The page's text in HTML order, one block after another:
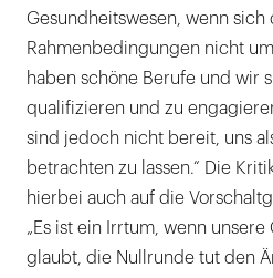
Gesundheitswesen, wenn sich
Rahmenbedingungen nicht
haben schöne Berufe und wir
qualifizieren und zu
sind jedoch nicht bereit, uns
betrachten zu lassen.“ Die
hierbei auch auf die
„Es ist ein Irrtum, wenn
glaubt, die Nullrunde tut den